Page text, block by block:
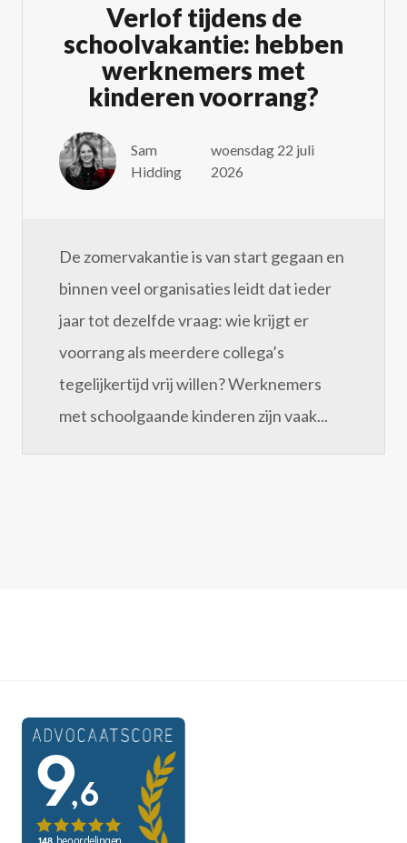
Verlof tijdens de
schoolvakantie: hebben
werknemers met
kinderen voorrang?
Sam
Hidding
woensdag 22 juli
2026
De zomervakantie is van start gegaan en
binnen veel organisaties leidt dat ieder
jaar tot dezelfde vraag: wie krijgt er
voorrang als meerdere collega’s
tegelijkertijd vrij willen? Werknemers
met schoolgaande kinderen zijn vaak...